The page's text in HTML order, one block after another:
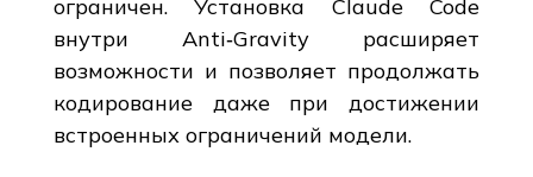
ограничен. Установка Claude Code
внутри Anti‑Gravity расширяет
возможности и позволяет продолжать
кодирование даже при достижении
встроенных ограничений модели.